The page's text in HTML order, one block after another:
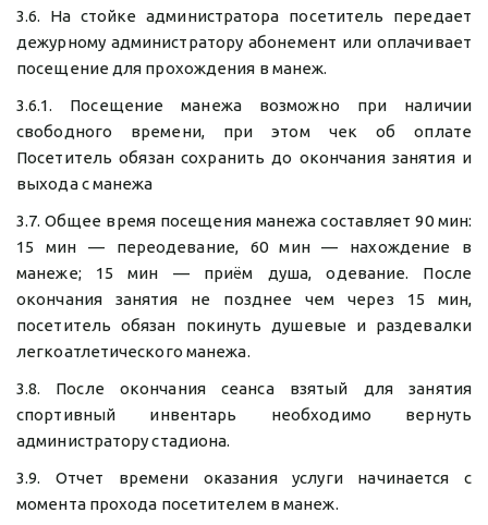
3.6. На стойке администратора посетитель передает
дежурному администратору абонемент или оплачивает
посещение для прохождения в манеж.
3.6.1. Посещение манежа возможно при наличии
свободного времени, при этом чек об оплате
Посетитель обязан сохранить до окончания занятия и
выхода с манежа
3.7. Общее время посещения манежа составляет 90 мин:
15 мин — переодевание, 60 мин — нахождение в
манеже; 15 мин — приём душа, одевание. После
окончания занятия не позднее чем через 15 мин,
посетитель обязан покинуть душевые и раздевалки
легкоатлетического манежа.
3.8. После окончания сеанса взятый для занятия
спортивный инвентарь необходимо вернуть
администратору стадиона.
3.9. Отчет времени оказания услуги начинается с
момента прохода посетителем в манеж.